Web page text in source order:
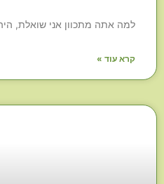
למה אתה מתכוון אני שואלת, היה
קרא עוד »